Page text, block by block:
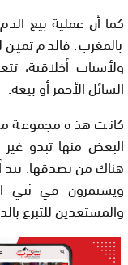
كما أن عملية بيع
بالمغرب. فالدم ثمين
ولأسباب أخلاقية،
السائل الأحمر أو بيعه.
كانت هذه مجموعة من
البعض منها تبدو
هناك من يصدقها. بيد
ويستمرون في ثني
والمستعدين للتبرع